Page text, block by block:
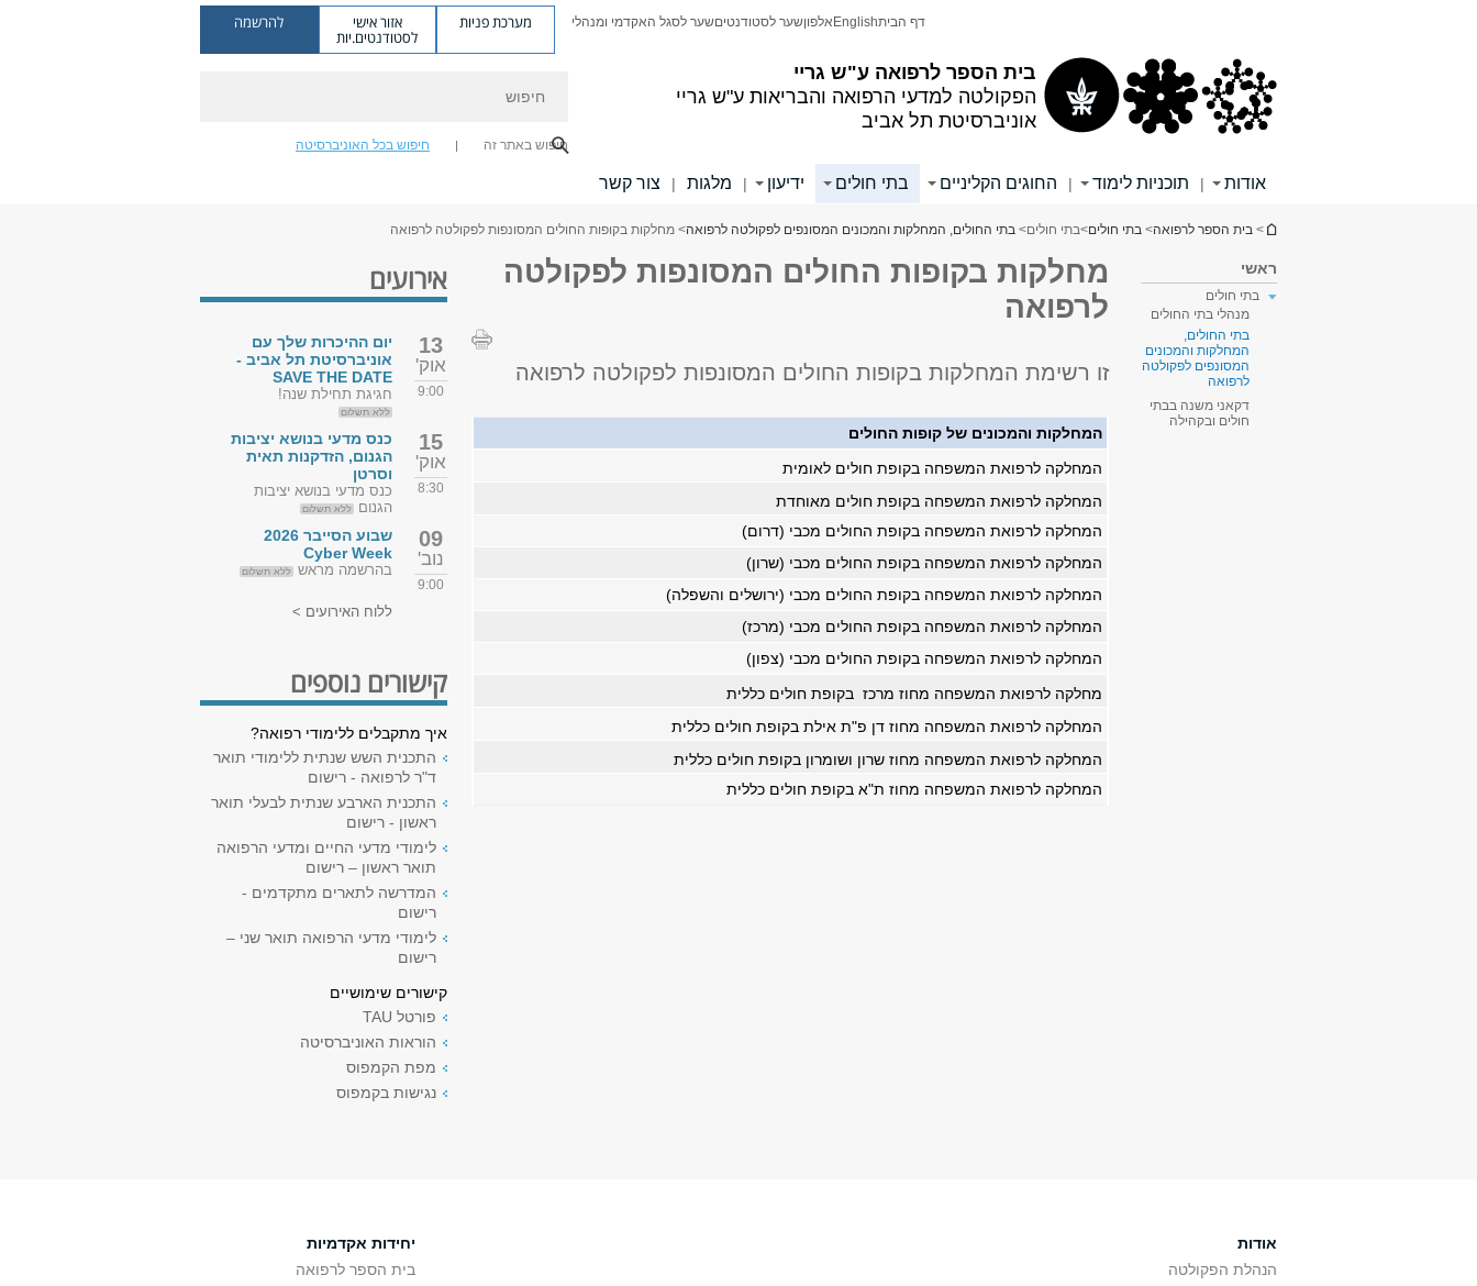
בית הספר לרפואה ע"ש גריי
הפקולטה למדעי הרפואה והבריאות ע"ש גריי
אוניברסיטת תל אביב
דף הביתEnglish אלפוןשער לסטודנטיםשער לסגל האקדמי ומנהלי מערכת פניות אזור אישי
לסטודנטים.יות
להרשמה
חיפוש באתר זה חיפוש בכל האוניברסיטה
אודות | תוכניות לימוד | החוגים הקליניים בתי חולים ידיעון | מלגות | צור קשר
הינך נמצא כאן
> בית הספר לרפואה> בתי חולים>בתי חולים> בתי החולים, המחלקות והמכונים המסונפים לפקולטה לרפואה> מחלקות בקופות החולים המסונפות לפקולטה לרפואה
ראשי
בתי חולים
מנהלי בתי החולים
בתי החולים,
המחלקות והמכונים
המסונפים לפקולטה
לרפואה
דקאני משנה בבתי
חולים ובקהילה
מחלקות בקופות החולים המסונפות לפקולטה
לרפואה
זו רשימת המחלקות בקופות החולים המסונפות לפקולטה לרפואה
המחלקות והמכונים של קופות החולים
המחלקה לרפואת המשפחה בקופת חולים לאומית
המחלקה לרפואת המשפחה בקופת חולים מאוחדת
המחלקה לרפואת המשפחה בקופת החולים מכבי (דרום)
המחלקה לרפואת המשפחה בקופת החולים מכבי (שרון)
המחלקה לרפואת המשפחה בקופת החולים מכבי (ירושלים והשפלה)
המחלקה לרפואת המשפחה בקופת החולים מכבי (מרכז)
המחלקה לרפואת המשפחה בקופת החולים מכבי (צפון)
מחלקה לרפואת המשפחה מחוז מרכז בקופת חולים כללית
המחלקה לרפואת המשפחה מחוז דן פ"ת אילת בקופת חולים כללית
המחלקה לרפואת המשפחה מחוז שרון ושומרון בקופת חולים כללית
המחלקה לרפואת המשפחה מחוז ת"א בקופת חולים כללית
אירועים
13
אוק'
9:00
יום ההיכרות שלך עם
אוניברסיטת תל אביב -
SAVE THE DATE
חגיגת תחילת שנה!
ללא תשלום
15
אוק'
8:30
כנס מדעי בנושא יציבות
הגנום, הזדקנות תאית
וסרטן
כנס מדעי בנושא יציבות
הגנום
ללא תשלום
09
נוב'
9:00
שבוע הסייבר 2026
Cyber Week
בהרשמה מראש ללא תשלום
ללוח האירועים >
קישורים נוספים
איך מתקבלים ללימודי רפואה?
התכנית השש שנתית ללימודי תואר
ד"ר לרפואה - רישום
התכנית הארבע שנתית לבעלי תואר
ראשון - רישום
לימודי מדעי החיים ומדעי הרפואה
תואר ראשון – רישום
המדרשה לתארים מתקדמים -
רישום
לימודי מדעי הרפואה תואר שני –
רישום
קישורים שימושיים
פורטל TAU
הוראות האוניברסיטה
מפת הקמפוס
נגישות בקמפוס
אודות
הנהלת הפקולטה
יחידות אקדמיות
בית הספר לרפואה